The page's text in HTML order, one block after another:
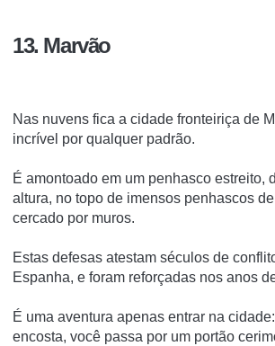
13. Marvão
Nas nuvens fica a cidade fronteiriça de
incrível por qualquer padrão.
É amontoado em um penhasco estreito,
altura, no topo de imensos penhascos
cercado por muros.
Estas defesas atestam séculos de
Espanha, e foram reforçadas nos anos
É uma aventura apenas entrar na
encosta, você passa por um portão